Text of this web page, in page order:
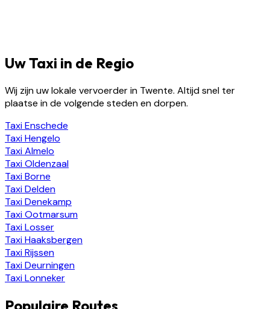
Uw Taxi in de Regio
Wij zijn uw lokale vervoerder in Twente. Altijd snel ter
plaatse in de volgende steden en dorpen.
TaxiEnschede
TaxiHengelo
TaxiAlmelo
TaxiOldenzaal
TaxiBorne
TaxiDelden
TaxiDenekamp
TaxiOotmarsum
TaxiLosser
TaxiHaaksbergen
TaxiRijssen
TaxiDeurningen
TaxiLonneker
Populaire Routes